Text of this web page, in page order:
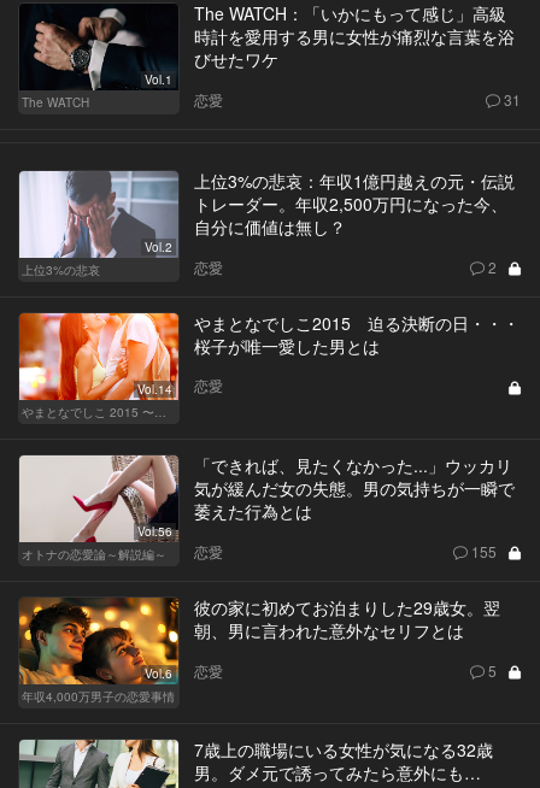
Vol.1
The WATCH
The WATCH：「いかにもって感じ」高級
時計を愛用する男に女性が痛烈な言葉を浴
びせたワケ
恋愛 31
Vol.2
上位3%の悲哀
上位3%の悲哀：年収1億円越えの元・伝説
トレーダー。年収2,500万円になった今、
自分に価値は無し？
恋愛 2
Vol.14
やまとなでしこ 2015 〜極上の結婚〜
やまとなでしこ2015 迫る決断の日・・・
桜子が唯一愛した男とは
恋愛
Vol.56
オトナの恋愛論～解説編～
「できれば、見たくなかった...」ウッカリ
気が緩んだ女の失態。男の気持ちが一瞬で
萎えた行為とは
恋愛 155
Vol.6
年収4,000万男子の恋愛事情
彼の家に初めてお泊まりした29歳女。翌
朝、男に言われた意外なセリフとは
恋愛 5
7歳上の職場にいる女性が気になる32歳
男。ダメ元で誘ってみたら意外にも…